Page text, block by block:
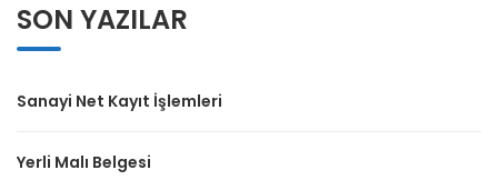
SON YAZILAR
Sanayi Net Kayıt İşlemleri
Yerli Malı Belgesi